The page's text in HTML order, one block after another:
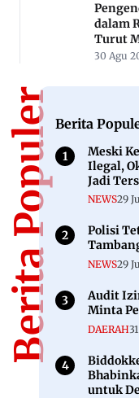
dalam
Turut
30 Agu
Berita PopulerBerita
Meski
Ilegal,
Jadi
NEWS29
Polisi
NEWS29
Audit
Minta
DAERAH
untuk